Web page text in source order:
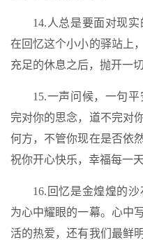
14.人总是要面对现
在回忆这个小小的驿站上
充足的休息之后，抛开一
15.一声问候，一句
完对你的思念，道不完对
何方，不管你现在是否依
祝你开心快乐，幸福每一天
16.回忆是金煌煌的
为心中耀眼的一幕。心中
活的热爱，还有我们最鲜